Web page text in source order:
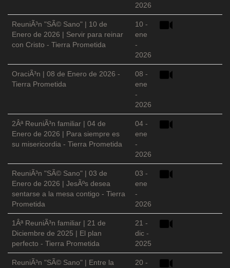
2026
ReuniÃ³n "SÃ© Sano" | 10 de
Enero de 2026 | Servir para reinar
con Cristo - Tierra Prometida
10 -
ene
-
2026
OraciÃ³n | 08 de Enero de 2026 -
Tierra Prometida
08 -
ene
-
2026
2Âª ReuniÃ³n familiar | 04 de
Enero de 2026 | Para siempre es
su misericordia - Tierra Prometida
04 -
ene
-
2026
ReuniÃ³n "SÃ© Sano" | 03 de
Enero de 2026 | JesÃºs desea
sentarse a la mesa contigo - Tierra
Prometida
03 -
ene
-
2026
1Âª ReuniÃ³n familiar | 21 de
Diciembre de 2025 | El plan
perfecto - Tierra Prometida
21 -
dic -
2025
ReuniÃ³n "SÃ© Sano" | Entre la
20 -